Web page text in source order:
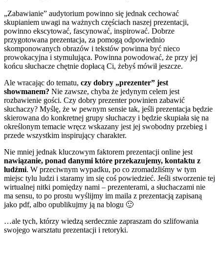
„Zabawianie” audytorium powinno się jednak cechować
skupianiem uwagi na ważnych częściach naszej prezentacji,
powinno ekscytować, fascynować, inspirować. Dobrze
przygotowana prezentacja, za pomogą odpowiednio
skomponowanych obrazów i tekstów powinna być nieco
prowokacyjna i stymulująca. Powinna powodować, że przy jej
końcu słuchacze chętnie dopłacą Ci, żebyś mówił jeszcze.
Ale wracając do tematu, czy dobry „prezenter” jest
showmanem? Nie zawsze, chyba że jedynym celem jest
rozbawienie gości. Czy dobry prezenter powinien zabawić
słuchaczy? Myślę, że w pewnym sensie tak, jeśli prezentacja będzie
skierowana do konkretnej grupy słuchaczy i będzie skupiała się na
określonym temacie wręcz wskazany jest jej swobodny przebieg i
przede wszystkim inspirujący charakter.
Nie mniej jednak kluczowym faktorem prezentacji online jest
nawiązanie, ponad danymi które przekazujemy, kontaktu z
ludźmi. W przeciwnym wypadku, po co zromadzliśmy w tym
miejsc tylu ludzi i staramy im się coś powiedzieć. Jeśli stworzenie tej
wirtualnej nitki pomiędzy nami – prezenterami, a słuchaczami nie
ma sensu, to po prostu wyślijmy im maila z prezentacją zapisaną
jako pdf, albo opublikujmy ją na blogu 🙂
…ale tych, którzy wiedzą serdecznie zapraszam do szlifowania
swojego warsztatu prezentacji i retoryki.